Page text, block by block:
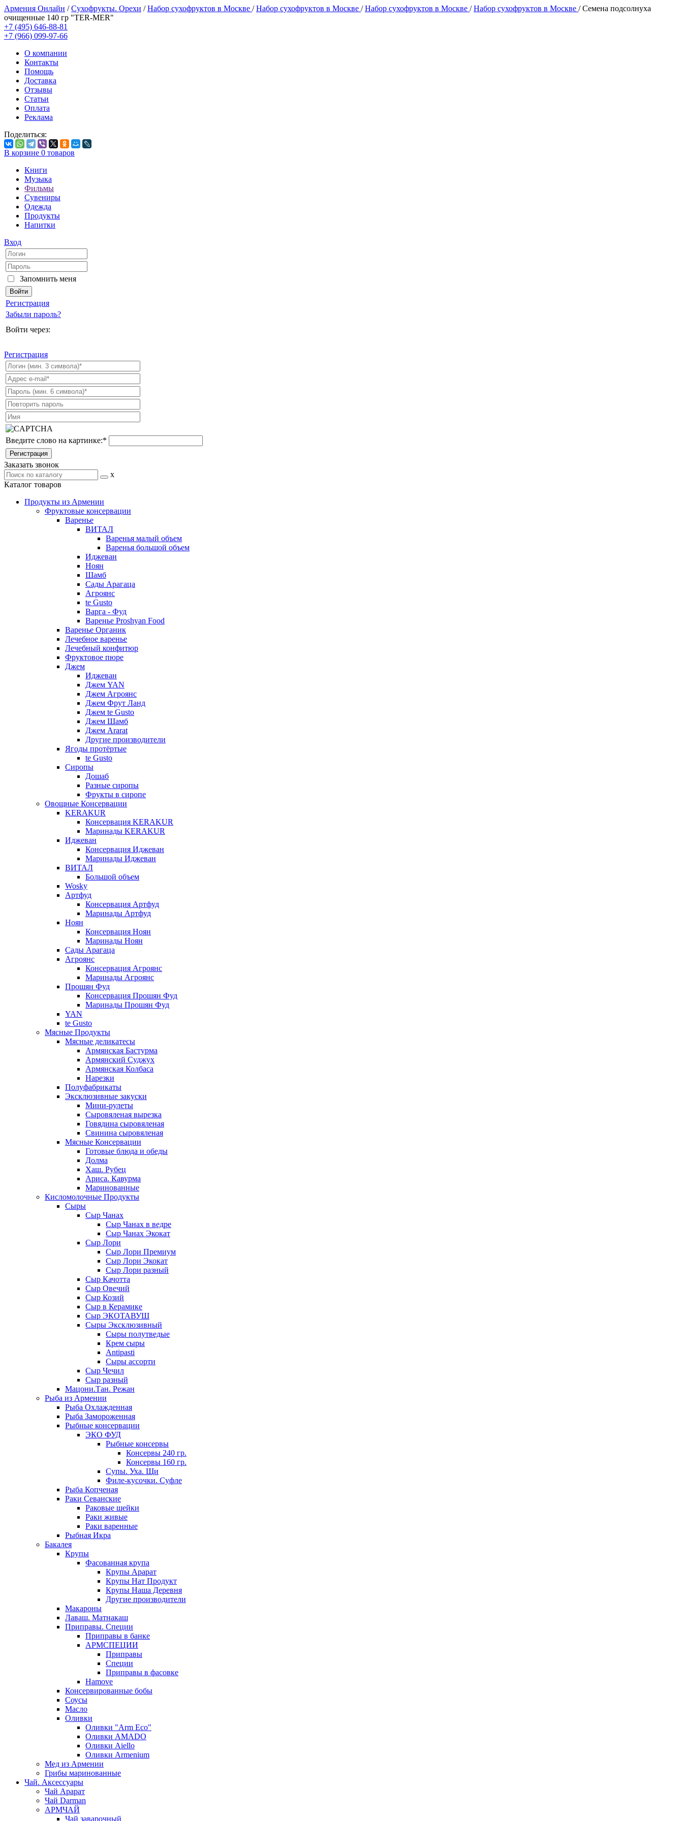
Армения Онлайн /Сухофрукты. Орехи /Набор сухофруктов в Москве /Набор сухофруктов в Москве /Набор сухофруктов в Москве /Набор сухофруктов в Москве /Семена подсолнуха
очищенные 140 гр "TER-MER"
+7 (495) 646-88-81
+7 (966) 099-97-66
О компании
Контакты
Помощь
Доставка
Отзывы
Статьи
Оплата
Реклама
Поделиться:
В корзине 0 товаров
Книги
Музыка
Фильмы
Сувениры
Одежда
Продукты
Напитки
Вход
Запомнить меня
Регистрация
Забыли пароль?
Войти через:
Регистрация
Введите слово на картинке:*
Заказать звонок
x
Каталог товаров
Продукты из Армении
Фруктовые консервации
Варенье
ВИТАЛ
Варенья малый объем
Варенья большой объем
Иджеван
Ноян
Шамб
Сады Арагаца
Агроянс
te Gusto
Варга - Фуд
Варенье Proshyan Food
Варенье Органик
Лечебное варенье
Лечебный конфитюр
Фруктовое пюре
Джем
Иджеван
Джем YAN
Джем Агроянс
Джем Фрут Ланд
Джем te Gusto
Джем Шамб
Джем Ararat
Другие производители
Ягоды протёртые
te Gusto
Сиропы
Дошаб
Разные сиропы
Фрукты в сиропе
Овощные Консервации
KERAKUR
Консервация KERAKUR
Маринады KERAKUR
Иджеван
Консервация Иджеван
Маринады Иджеван
ВИТАЛ
Большой объем
Wosky
Артфуд
Консервация Артфуд
Маринады Артфуд
Ноян
Консервация Ноян
Маринады Ноян
Сады Арагаца
Агроянс
Консервация Агроянс
Маринады Агроянс
Прошян Фуд
Консервация Прошян Фуд
Маринады Прошян Фуд
YAN
te Gusto
Мясные Продукты
Мясные деликатесы
Армянская Бастурма
Армянский Суджух
Армянская Колбаса
Нарезки
Полуфабрикаты
Эксклюзивные закуски
Мини-рулеты
Сыровяленая вырезка
Говядина сыровяленая
Свинина сыровяленая
Мясные Консервации
Готовые блюда и обеды
Долма
Хаш. Рубец
Ариса. Кавурма
Маринованные
Кисломолочные Продукты
Сыры
Сыр Чанах
Сыр Чанах в ведре
Сыр Чанах Экокат
Сыр Лори
Сыр Лори Премиум
Сыр Лори Экокат
Сыр Лори разный
Сыр Качотта
Сыр Овечий
Сыр Козий
Сыр в Керамике
Сыр ЭКОТАВУШ
Сыры Эксклюзивный
Сыры полутведые
Крем сыры
Antipasti
Сыры ассорти
Сыр Чечил
Сыр разный
Мацони.Тан. Режан
Рыба из Армении
Рыба Охлажденная
Рыба Замороженная
Рыбные консервации
ЭКО ФУД
Рыбные консервы
Консервы 240 гр.
Консервы 160 гр.
Супы. Уха. Щи
Филе-кусочки. Суфле
Рыба Копченая
Раки Севанские
Раковые шейки
Раки живые
Раки варенные
Рыбная Икра
Бакалея
Крупы
Фасованная крупа
Крупы Арарат
Крупы Нат Продукт
Крупы Наша Деревня
Другие производители
Макароны
Лаваш. Матнакаш
Приправы. Специи
Приправы в банке
АРМСПЕЦИИ
Приправы
Специи
Приправы в фасовке
Hamove
Консервированные бобы
Соусы
Масло
Оливки
Оливки "Arm Eco"
Оливки AMADO
Оливки Aiello
Оливки Armenium
Мед из Армении
Грибы маринованные
Чай. Аксессуары
Чай Арарат
Чай Darman
АРМЧАЙ
Чай заварочный